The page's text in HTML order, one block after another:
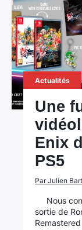
Actualités
Une
Enix
PS5
Par Julien
Nous
sortie de